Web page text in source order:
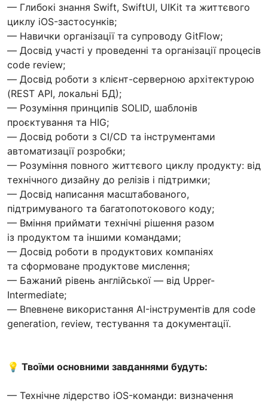
— Глибокі знання Swift, SwiftUI, UIKit та життєвого
циклу iOS-застосунків;
— Навички організації та супроводу GitFlow;
— Досвід участі у проведенні та організації процесів
code review;
— Досвід роботи з клієнт-серверною архітектурою
(REST API, локальні БД);
— Розуміння принципів SOLID, шаблонів
проєктування та HIG;
— Досвід роботи з CI/CD та інструментами
автоматизації розробки;
— Розуміння повного життєвого циклу продукту: від
технічного дизайну до релізів і підтримки;
— Досвід написання масштабованого,
підтримуваного та багатопотокового коду;
— Вміння приймати технічні рішення разом
із продуктом та іншими командами;
— Досвід роботи в продуктових компаніях
та сформоване продуктове мислення;
— Бажаний рівень англійської — від Upper-
Intermediate;
— Впевнене використання AI-інструментів для code
generation, review, тестування та документації.
💡 Твоїми основними завданнями будуть:
— Технічне лідерство iOS-команди: визначення